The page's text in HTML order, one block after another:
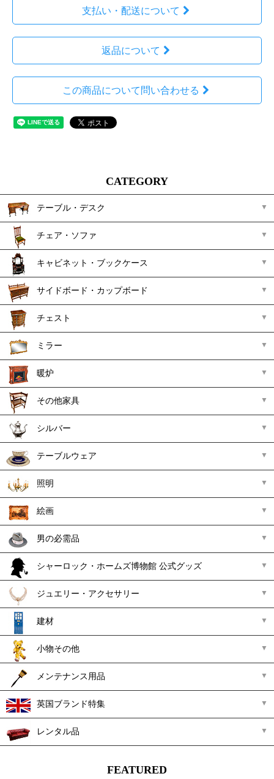
支払い・配送について
返品について
この商品について問い合わせる
CATEGORY
テーブル・デスク
チェア・ソファ
キャビネット・ブックケース
サイドボード・カップボード
チェスト
ミラー
暖炉
その他家具
シルバー
テーブルウェア
照明
絵画
男の必需品
シャーロック・ホームズ博物館 公式グッズ
ジュエリー・アクセサリー
建材
小物その他
メンテナンス用品
英国ブランド特集
レンタル品
FEATURED